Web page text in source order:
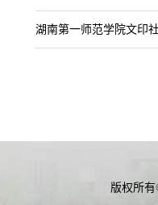
湖南第一师范学院文印
版权所